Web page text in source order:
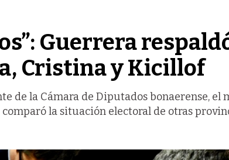
Guerrera
Cristina y Kicillof
de la Cámara de Diputados bonaerense, el
la situación electoral de otras